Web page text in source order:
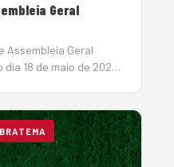
Geral
Assembleia Geral
18 de maio de 2026.